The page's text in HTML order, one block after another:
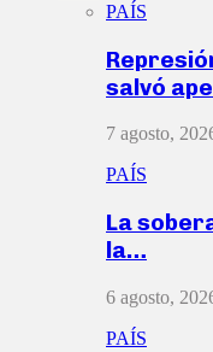
PAÍS
salvó
7 agosto,
PAÍS
La
la…
6 agosto,
PAÍS